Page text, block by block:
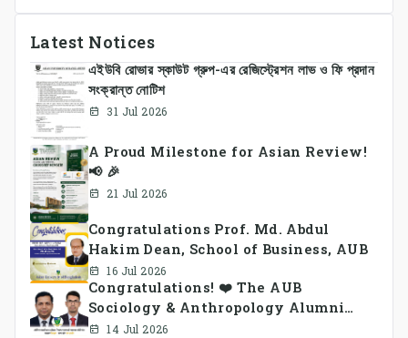
Latest Notices
এইউবি রোভার স্কাউট গ্রুপ-এর রেজিস্ট্রেশন লাভ ও ফি প্রদান
সংক্রান্ত নোটিশ
31 Jul 2026
A Proud Milestone for Asian Review!
📢 🎉
21 Jul 2026
Congratulations Prof. Md. Abdul
Hakim Dean, School of Business, AUB
16 Jul 2026
Congratulations! ❤️ The AUB
Sociology & Anthropology Alumni
Association Ad-hoc Committee has
14 Jul 2026